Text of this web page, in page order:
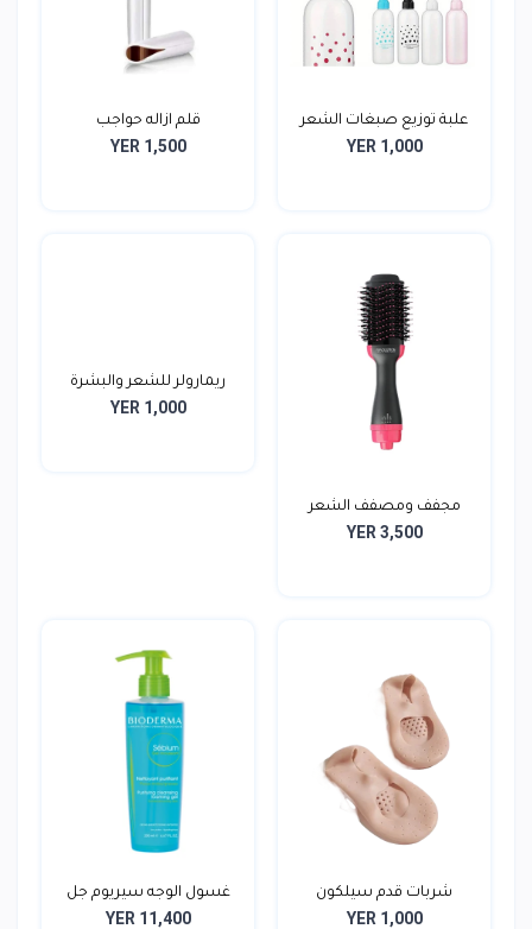
علبة توزيع صبغات الشعر
YER 1,000
قلم ازاله حواجب
YER 1,500
مجفف ومصفف الشعر
YER 3,500
ريمارولر للشعر والبشرة
YER 1,000
شربات قدم سيلكون
YER 1,000
غسول الوجه سيريوم جل
مو...
YER 11,400